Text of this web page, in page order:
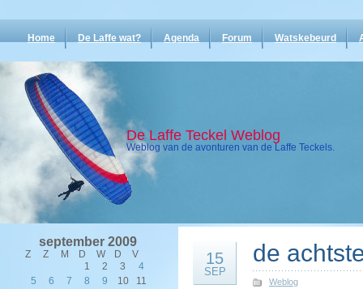
Home De Laffe wat? Agenda Forum Watskebeurd
De Laffe Teckel Weblog
Weblog van de avonturen van de Laffe Teckels.
september 2009
Z Z M D W D
V
1
2 3
4
5
6 7 8 9 10
11
15
SEP
de
Weblog